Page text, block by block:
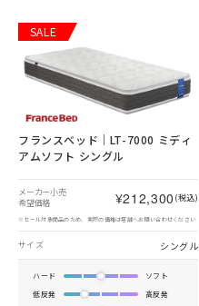
SALE
フランスベッド｜LT-7000 ミディ
アムソフト シングル
メーカー小売
希望価格
¥212,300 (税込)
※セール対象商品のため、実際の価格は店舗へお問い合わせください
サイズ シングル
ハード
ソフト
低反発
高反発